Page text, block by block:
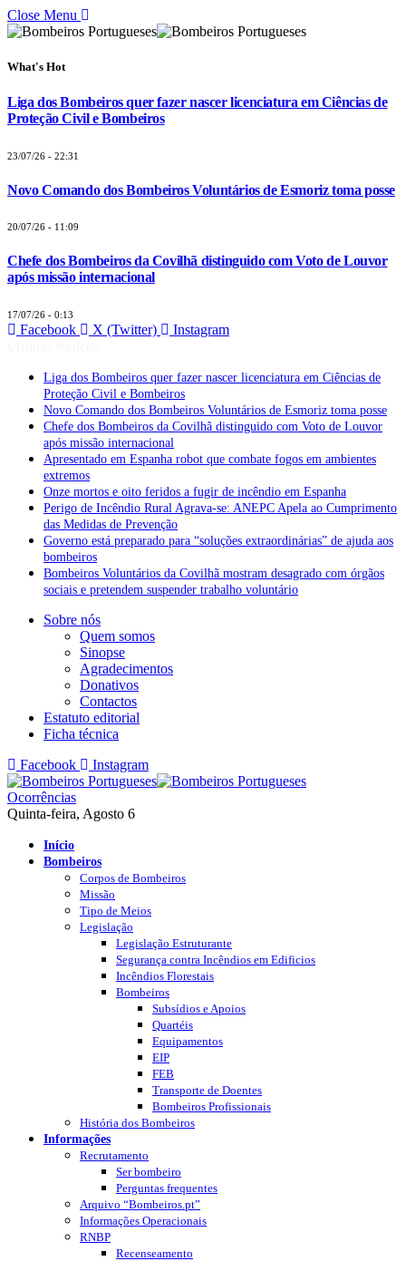
Close Menu
What's Hot
Liga dos Bombeiros quer fazer nascer licenciatura em Ciências de
Proteção Civil e Bombeiros
23/07/26 - 22:31
Novo Comando dos Bombeiros Voluntários de Esmoriz toma posse
20/07/26 - 11:09
Chefe dos Bombeiros da Covilhã distinguido com Voto de Louvor
após missão internacional
17/07/26 - 0:13
Facebook X (Twitter) Instagram
Liga dos Bombeiros quer fazer nascer licenciatura em Ciências de
Proteção Civil e Bombeiros
Novo Comando dos Bombeiros Voluntários de Esmoriz toma posse
Chefe dos Bombeiros da Covilhã distinguido com Voto de Louvor
após missão internacional
Apresentado em Espanha robot que combate fogos em ambientes
extremos
Onze mortos e oito feridos a fugir de incêndio em Espanha
Perigo de Incêndio Rural Agrava-se: ANEPC Apela ao Cumprimento
das Medidas de Prevenção
Governo está preparado para “soluções extraordinárias” de ajuda aos
bombeiros
Bombeiros Voluntários da Covilhã mostram desagrado com órgãos
sociais e pretendem suspender trabalho voluntário
Sobre nós
Quem somos
Sinopse
Agradecimentos
Donativos
Contactos
Estatuto editorial
Ficha técnica
Facebook
Instagram
Ocorrências
Quinta-feira, Agosto 6
Início
Bombeiros
Corpos de Bombeiros
Missão
Tipo de Meios
Legislação
Legislação Estruturante
Segurança contra Incêndios em Edificios
Incêndios Florestais
Bombeiros
Subsídios e Apoios
Quartéis
Equipamentos
EIP
FEB
Transporte de Doentes
Bombeiros Profissionais
História dos Bombeiros
Informações
Recrutamento
Ser bombeiro
Perguntas frequentes
Arquivo “Bombeiros.pt”
Informações Operacionais
RNBP
Recenseamento